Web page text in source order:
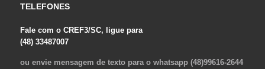
TELEFONES
Fale com o CREF3/SC, ligue para
(48) 33487007
ou envie mensagem de texto para o whatsapp (48)99616-2644